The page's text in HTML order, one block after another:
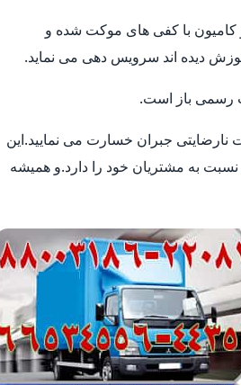
و کامیون با کفی های موکت شده و
دیده اند سرویس دهی می نماید.
رسمی باز است.
نارضایتی جبران خسارت می نمایید.این
به مشتریان خود را دارد.و همیشه